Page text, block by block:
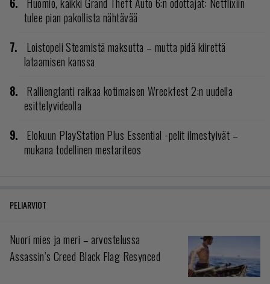
tulee pian pakollista nähtävää
Loistopeli Steamistä maksutta – mutta pidä kiirettä
lataamisen kanssa
Rallienglanti raikaa kotimaisen Wreckfest 2:n uudella
esittelyvideolla
Elokuun PlayStation Plus Essential -pelit ilmestyivät –
mukana todellinen mestariteos
PELIARVIOT
Nuori mies ja meri – arvostelussa
Assassin’s Creed Black Flag Resynced